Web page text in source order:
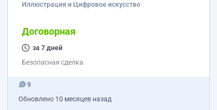
qmtWyv533XTlGM6SeQUyu/view?usp=sharing
Иллюстрация и Цифровое искусство
Договорная
за 7 дней
Безопасная сделка
9
Обновлено 10 месяцев назад